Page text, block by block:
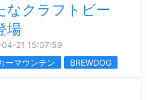
なクラフトビー
場
21 15:07:59
ーマウンテン BREWDOG